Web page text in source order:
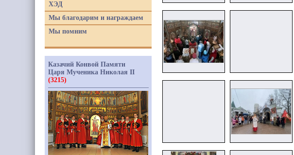
ХЭД
Мы благодарим и награждаем
Мы помним
Казачий Конвой Памяти
Царя Мученика Николая II
(3215)